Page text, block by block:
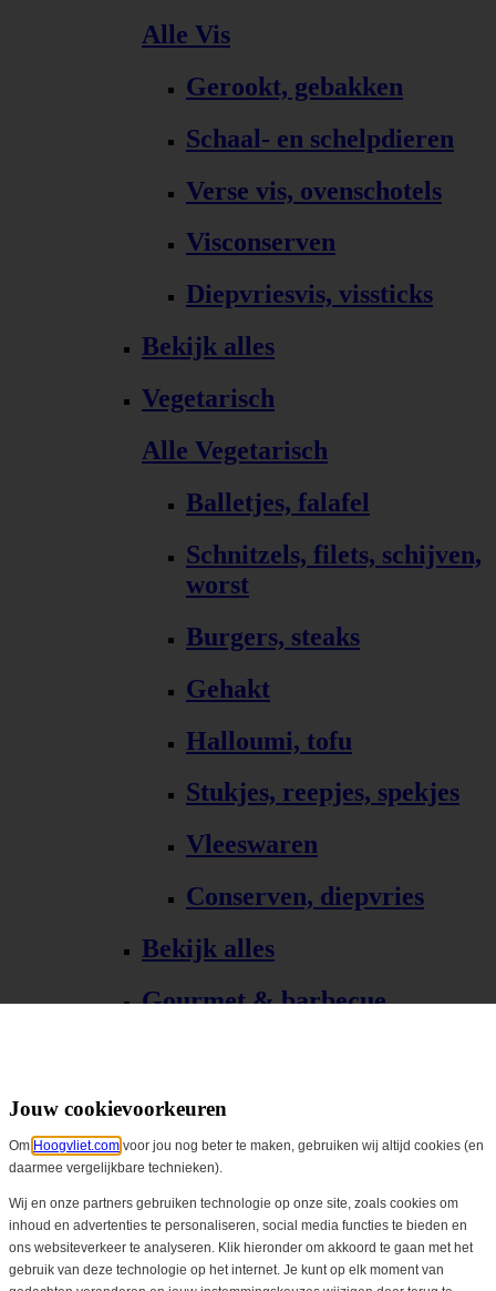
Alle Vis
Gerookt, gebakken
Schaal- en schelpdieren
Verse vis, ovenschotels
Visconserven
Diepvriesvis, vissticks
Bekijk alles
Vegetarisch
Alle Vegetarisch
Balletjes, falafel
Schnitzels, filets, schijven,
worst
Burgers, steaks
Gehakt
Halloumi, tofu
Stukjes, reepjes, spekjes
Vleeswaren
Conserven, diepvries
Bekijk alles
Gourmet & barbecue
Gourmet, fondue
Barbecue, grill
Bekijk alles
Biologisch
Jouw cookievoorkeuren
Om Hoogvliet.com voor jou nog beter te maken, gebruiken wij altijd cookies (en
daarmee vergelijkbare technieken).
Wij en onze partners gebruiken technologie op onze site, zoals cookies om
inhoud en advertenties te personaliseren, social media functies te bieden en
ons websiteverkeer te analyseren. Klik hieronder om akkoord te gaan met het
gebruik van deze technologie op het internet. Je kunt op elk moment van